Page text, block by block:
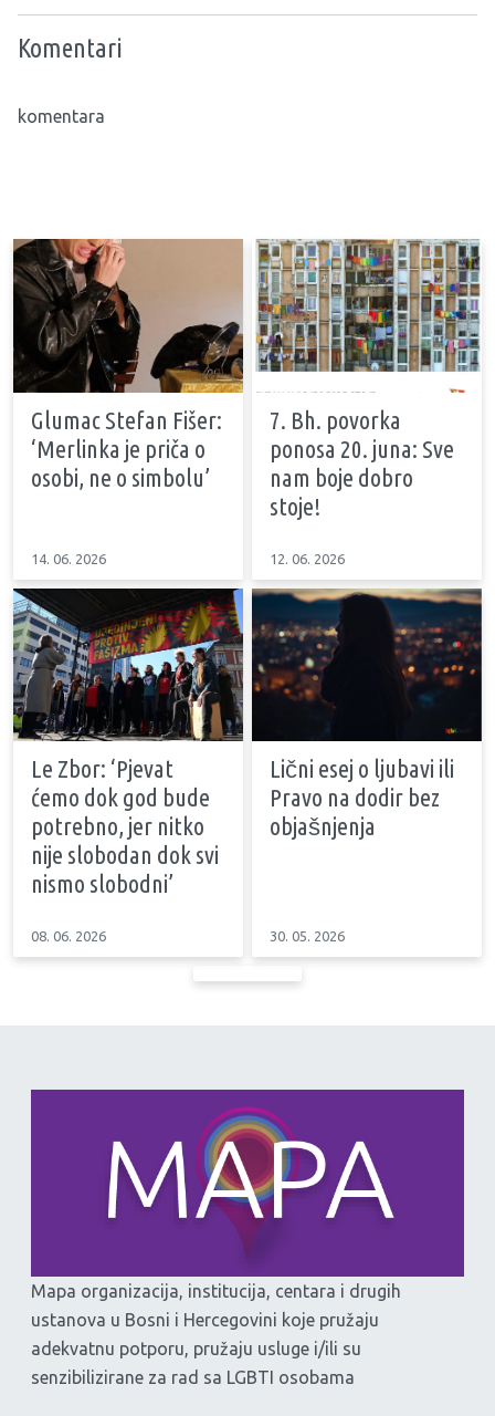
Komentari
komentara
Glumac Stefan Fišer:
‘Merlinka je priča o
osobi, ne o simbolu’
14. 06. 2026
7. Bh. povorka
ponosa 20. juna: Sve
nam boje dobro
stoje!
12. 06. 2026
Le Zbor: ‘Pjevat
ćemo dok god bude
potrebno, jer nitko
nije slobodan dok svi
nismo slobodni’
08. 06. 2026
Lični esej o ljubavi ili
Pravo na dodir bez
objašnjenja
30. 05. 2026
Mapa organizacija, institucija, centara i drugih
ustanova u Bosni i Hercegovini koje pružaju
adekvatnu potporu, pružaju usluge i/ili su
senzibilizirane za rad sa LGBTI osobama